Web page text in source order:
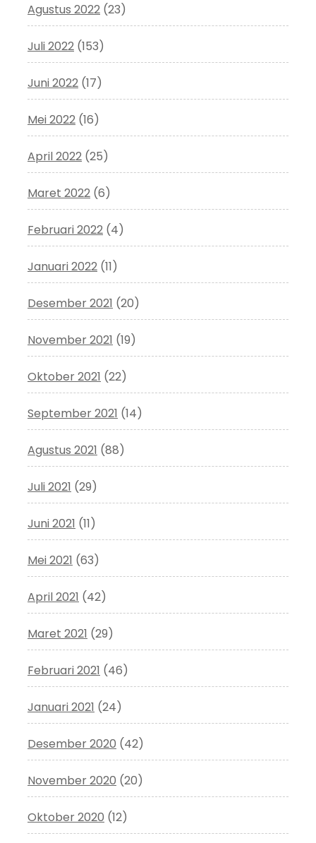
Agustus 2022 (23)
Juli 2022 (153)
Juni 2022 (17)
Mei 2022 (16)
April 2022 (25)
Maret 2022 (6)
Februari 2022 (4)
Januari 2022 (11)
Desember 2021 (20)
November 2021 (19)
Oktober 2021 (22)
September 2021 (14)
Agustus 2021 (88)
Juli 2021 (29)
Juni 2021 (11)
Mei 2021 (63)
April 2021 (42)
Maret 2021 (29)
Februari 2021 (46)
Januari 2021 (24)
Desember 2020 (42)
November 2020 (20)
Oktober 2020 (12)